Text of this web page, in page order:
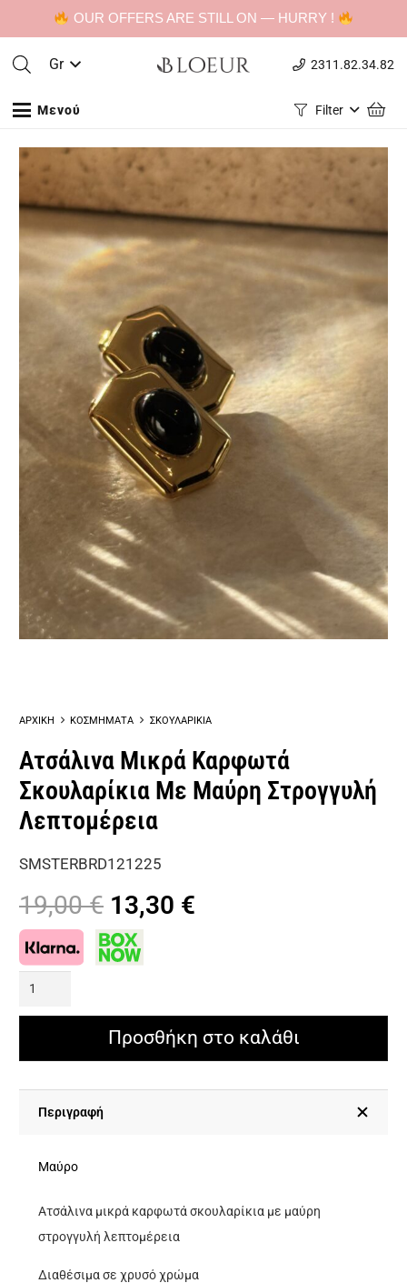
OUR OFFERS ARE STILL ON — HURRY !
Gr 2311.82.34.82
Μενού Filter
ΑΡΧΙΚΗ ΚΟΣΜΗΜΑΤΑ ΣΚΟΥΛΑΡΙΚΙΑ
Ατσάλινα Μικρά Καρφωτά
Σκουλαρίκια Με Μαύρη Στρογγυλή
Λεπτομέρεια
SMSTERBRD121225
19,00€ Original
price
was:
13,30 €
Ατσάλινα
Σκουλαρίκια
Μαύρη
Λεπτομέρεια
Προσθήκη στο καλάθι
Περιγραφή
Μαύρο
Ατσάλινα μικρά καρφωτά σκουλαρίκια με μαύρη
στρογγυλή λεπτομέρεια
Διαθέσιμα σε χρυσό χρώμα